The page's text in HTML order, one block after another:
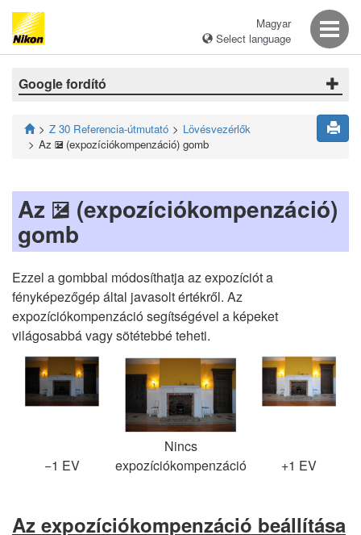
Magyar
Select language
Google fordító
Z 30 Referencia-útmutató
Lövésvezérlők
Az E (expozíciókompenzáció) gomb
Az E (expozíciókompenzáció)
gomb
Ezzel a gombbal módosíthatja az expozíciót a
fényképezőgép által javasolt értékről. Az
expozíciókompenzáció segítségével a képeket
világosabbá vagy sötétebbé teheti.
−1 EV
Nincs
expozíciókompenzáció
+1 EV
Az expozíciókompenzáció beállítása